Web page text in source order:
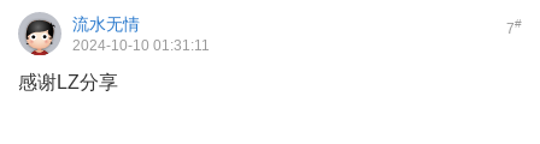
7#
流水无情
2024-10-10 01:31:11
感谢LZ分享